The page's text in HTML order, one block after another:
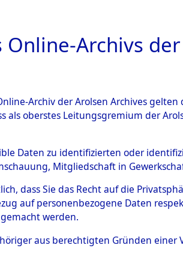
ARCHIVALE
Ablaufs und der
die
→0002 (84626666)
Archivs
Archiv der Arolsen Archives
als oberstes Leitungsgremium der
Daten zu identifizierten oder
Mitgliedschaft in
dass Sie das Recht auf die
auf personenbezogene Daten
werden.
aus berechtigten Gründen